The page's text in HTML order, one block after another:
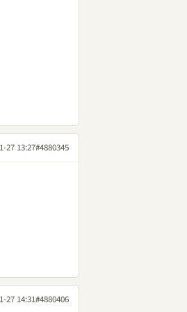
27 13:27#4880345
27 14:31#4880406